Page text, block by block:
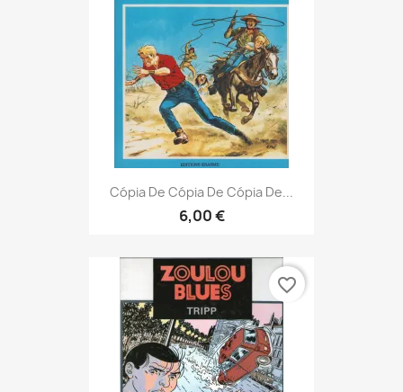
Cópia De Cópia De Cópia De...
6,00 €
favorite_border